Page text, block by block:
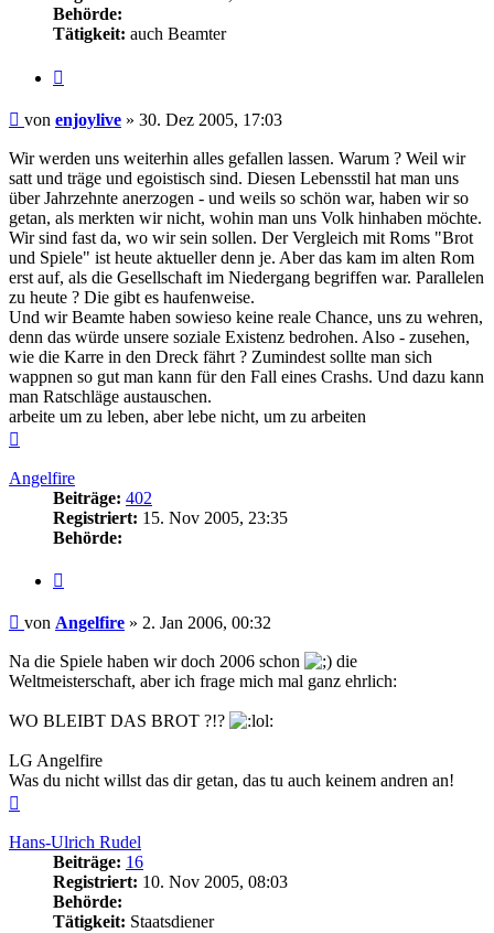
Behörde:
Tätigkeit: auch Beamter
Beitrag
von enjoylive » 30. Dez 2005, 17:03
Wir werden uns weiterhin alles gefallen lassen. Warum ? Weil wir
satt und träge und egoistisch sind. Diesen Lebensstil hat man uns
über Jahrzehnte anerzogen - und weils so schön war, haben wir so
getan, als merkten wir nicht, wohin man uns Volk hinhaben möchte.
Wir sind fast da, wo wir sein sollen. Der Vergleich mit Roms "Brot
und Spiele" ist heute aktueller denn je. Aber das kam im alten Rom
erst auf, als die Gesellschaft im Niedergang begriffen war. Parallelen
zu heute ? Die gibt es haufenweise.
Und wir Beamte haben sowieso keine reale Chance, uns zu wehren,
denn das würde unsere soziale Existenz bedrohen. Also - zusehen,
wie die Karre in den Dreck fährt ? Zumindest sollte man sich
wappnen so gut man kann für den Fall eines Crashs. Und dazu kann
man Ratschläge austauschen.
arbeite um zu leben, aber lebe nicht, um zu arbeiten
Angelfire
Beiträge: 402
Registriert: 15. Nov 2005, 23:35
Behörde:
Beitrag
von Angelfire » 2. Jan 2006, 00:32
Na die Spiele haben wir doch 2006 schon
die
Weltmeisterschaft, aber ich frage mich mal ganz ehrlich:
WO BLEIBT DAS BROT ?!?
LG Angelfire
Was du nicht willst das dir getan, das tu auch keinem andren an!
Hans-Ulrich Rudel
Beiträge: 16
Registriert: 10. Nov 2005, 08:03
Behörde:
Tätigkeit: Staatsdiener